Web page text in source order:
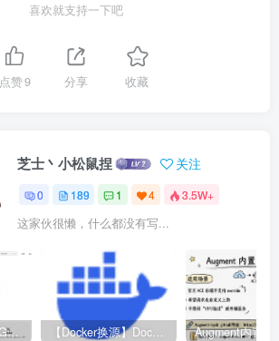
喜欢就支持一下吧
点赞9 分享 收藏
芝士丶小松鼠捏 关注
0 189 1 4 3.5W+
这家伙很懒，什么都没有写...
【CTF靶场搭建】GZ-CTF平台 【Docker换源】Docker更换镜像源教程